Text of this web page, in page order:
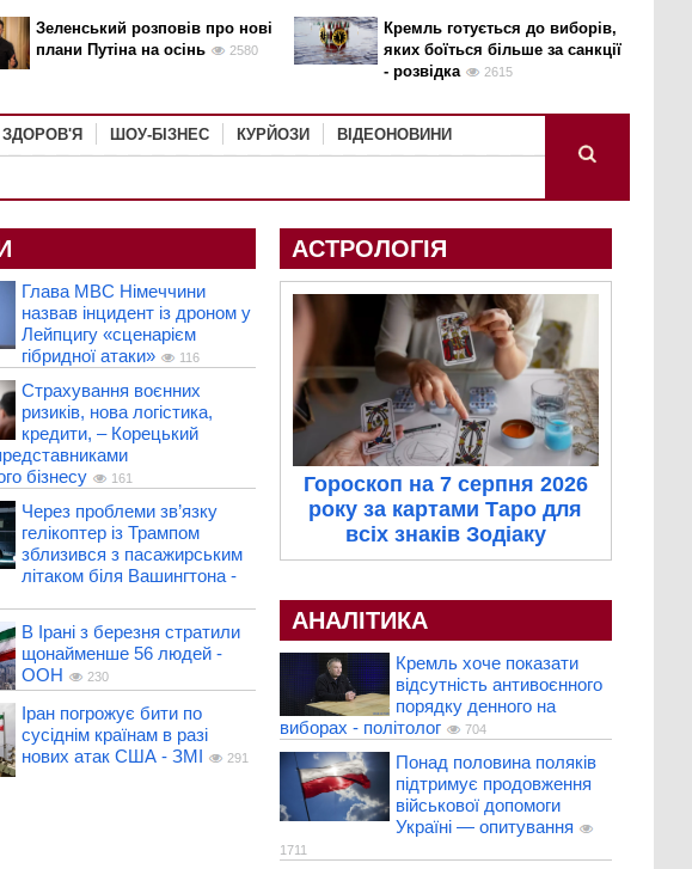
Зеленський розповів про нові
плани Путіна на осінь
2580
Кремль готується до виборів,
яких боїться більше за санкції
- розвідка
2615
ЗДОРОВ'Я ШОУ-БІЗНЕС КУРЙОЗИ ВІДЕОНОВИНИ
Глава МВС Німеччини
назвав інцидент із дроном у
Лейпцигу «сценарієм
гібридної атаки»
116
Страхування воєнних
ризиків, нова логістика,
кредити, – Корецький
бізнесу
161
Через проблеми зв’язку
гелікоптер із Трампом
зблизився з пасажирським
літаком біля Вашингтона -
В Ірані з березня стратили
щонайменше 56 людей -
ООН
230
Іран погрожує бити по
сусіднім країнам в разі
нових атак США - ЗМІ
291
АСТРОЛОГІЯ
Гороскоп на 7 серпня 2026
року за картами Таро для
всіх знаків Зодіаку
АНАЛІТИКА
Кремль хоче показати
відсутність антивоєнного
порядку денного на
виборах - політолог
704
Понад половина поляків
підтримує продовження
військової допомоги
Україні — опитування
1711